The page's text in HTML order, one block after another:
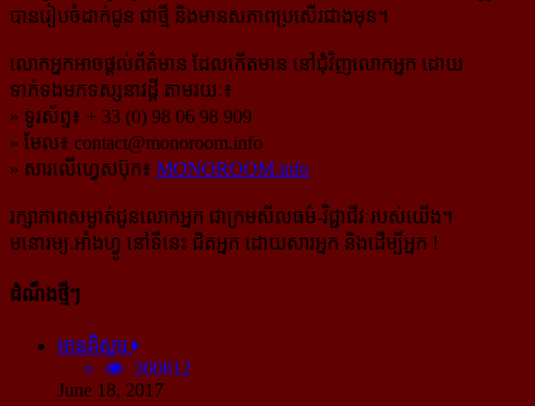
បានរៀបចំដាក់ជូន ជាថ្មី និងមានសភាពប្រសើរជាងមុន។
លោកអ្នកអាចផ្ដល់ព័ត៌មាន ដែលកើតមាន នៅជុំវិញលោកអ្នក ដោយ
ទាក់ទងមកទស្សនាវដ្ដី តាមរយៈ៖
» ទូរស័ព្ទ៖ + 33 (0) 98 06 98 909
» មែល៖ contact@monoroom.info
» សារលើហ្វេសប៊ុក៖ MONOROOM.info
រក្សាភាពសម្ងាត់ជូនលោកអ្នក ជាក្រមសីលធម៌-​វិជ្ជាជីវៈ​របស់យើង។
មនោរម្យ.អាំងហ្វូ នៅទីនេះ ជិតអ្នក ដោយសារអ្នក និងដើម្បីអ្នក !
ដំណឹងថ្មីៗ
អានពិស្ដារ
300812
June 18, 2017